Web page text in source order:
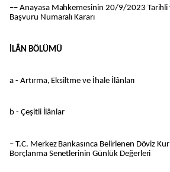
–– Anayasa Mahkemesinin 20/9/2023
Başvuru Numaralı Kararı
İLÂN BÖLÜMÜ
a - Artırma, Eksiltme ve İhale İlânları
b - Çeşitli İlânlar
– T.C. Merkez Bankasınca Belirlenen Döviz
Borçlanma Senetlerinin Günlük Değerleri